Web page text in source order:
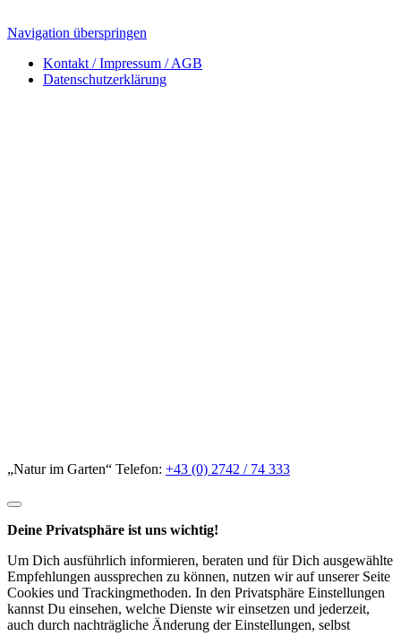
auch durch nachträgliche Änderung der Einstellungen, selbst
entscheiden, ob und inwieweit Du diesen zustimmen möchtest.
Details einblendenfür Essenziell Details ausblenden
Schützt vor Cross-Site-Request-Forgery Angriffen.
Speicherdauer:Dieses Cookie bleibt nur für die aktuelle
Browsersitzung bestehen.